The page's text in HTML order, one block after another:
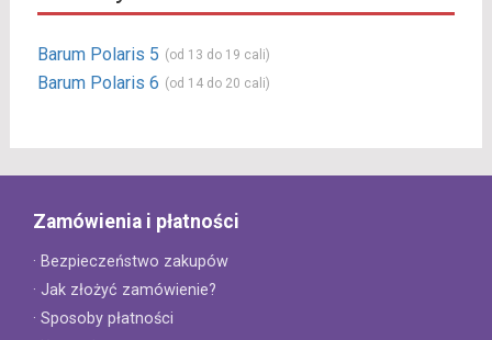
Barum Polaris 5 (od 13 do 19 cali)
Barum Polaris 6 (od 14 do 20 cali)
Zamówienia i płatności
· Bezpieczeństwo zakupów
· Jak złożyć zamówienie?
· Sposoby płatności